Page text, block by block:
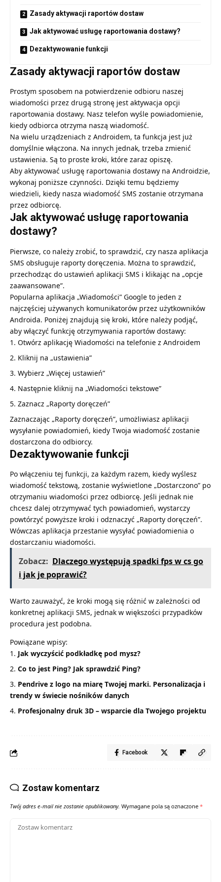
Zasady aktywacji raportów dostaw
Jak aktywować usługę raportowania dostawy?
Dezaktywowanie funkcji
Zasady aktywacji raportów dostaw
Prostym sposobem na potwierdzenie odbioru naszej
wiadomości przez drugą stronę jest aktywacja opcji
raportowania dostawy. Nasz telefon wyśle powiadomienie,
kiedy odbiorca otrzyma naszą wiadomość.
Na wielu urządzeniach z Androidem, ta funkcja jest już
domyślnie włączona. Na innych jednak, trzeba zmienić
ustawienia. Są to proste kroki, które zaraz opiszę.
Aby aktywować usługę raportowania dostawy na Androidzie,
wykonaj poniższe czynności. Dzięki temu będziemy
wiedzieli, kiedy nasza wiadomość SMS zostanie otrzymana
przez odbiorcę.
Jak aktywować usługę raportowania
dostawy?
Pierwsze, co należy zrobić, to sprawdzić, czy nasza aplikacja
SMS obsługuje raporty doręczenia. Można to sprawdzić,
przechodząc do ustawień aplikacji SMS i klikając na „opcje
zaawansowane”.
Popularna aplikacja „Wiadomości” Google to jeden z
najczęściej używanych komunikatorów przez użytkowników
Androida. Poniżej znajdują się kroki, które należy podjąć,
aby włączyć funkcję otrzymywania raportów dostawy:
Otwórz aplikację Wiadomości na telefonie z Androidem
Kliknij na „ustawienia”
Wybierz „Więcej ustawień”
Następnie kliknij na „Wiadomości tekstowe”
Zaznacz „Raporty doręczeń”
Zaznaczając „Raporty doręczeń”, umożliwiasz aplikacji
wysyłanie powiadomień, kiedy Twoja wiadomość zostanie
dostarczona do odbiorcy.
Dezaktywowanie funkcji
Po włączeniu tej funkcji, za każdym razem, kiedy wyślesz
wiadomość tekstową, zostanie wyświetlone „Dostarczono” po
otrzymaniu wiadomości przez odbiorcę. Jeśli jednak nie
chcesz dalej otrzymywać tych powiadomień, wystarczy
powtórzyć powyższe kroki i odznaczyć „Raporty doręczeń”.
Wówczas aplikacja przestanie wysyłać powiadomienia o
dostarczaniu wiadomości.
Zobacz: Dlaczego występują spadki fps w cs go
i jak je poprawić?
Warto zauważyć, że kroki mogą się różnić w zależności od
konkretnej aplikacji SMS, jednak w większości przypadków
procedura jest podobna.
Powiązane wpisy:
Jak wyczyścić podkładkę pod mysz?
Co to jest Ping? Jak sprawdzić Ping?
Pendrive z logo na miarę Twojej marki. Personalizacja i
trendy w świecie nośników danych
Profesjonalny druk 3D – wsparcie dla Twojego projektu
Facebook
Zostaw komentarz
Twój adres e-mail nie zostanie opublikowany. Wymagane pola są oznaczone *